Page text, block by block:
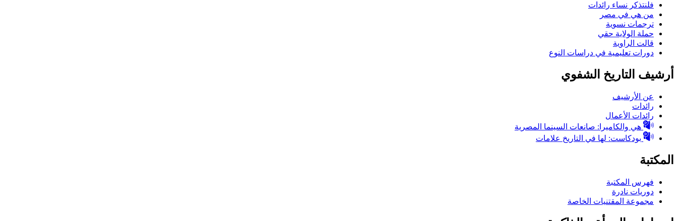
فلنتذكر نساء رائدات
من هي في مصر
ترجمات نسوية
حملة الولاية حقي
قالت الراوية
دورات تعليمية في دراسات النوع
أرشيف التاريخ الشفوي
عن الأرشيف
رائدات
رائدات الأعمال
هي والكاميرا: صانعات السينما المصرية
بودكاست: لها في التاريخ علامات
المكتبة
فهرس المكتبة
دوريات نادرة
مجموعة المقتنيات الخاصة